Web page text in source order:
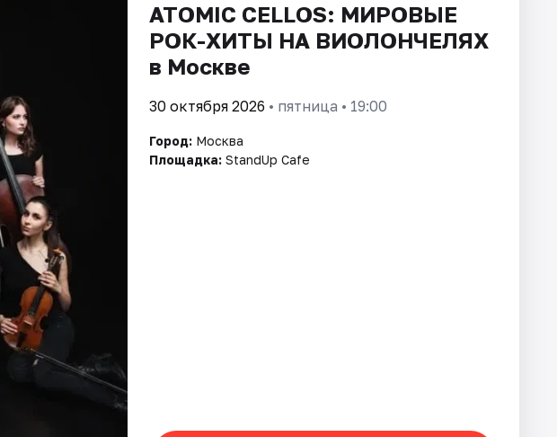
ATOMIC CELLOS: МИРОВЫЕ
РОК-ХИТЫ НА ВИОЛОНЧЕЛЯХ
в Москве
30 октября 2026 • пятница • 19:00
Город: Москва
Площадка: StandUp Cafe